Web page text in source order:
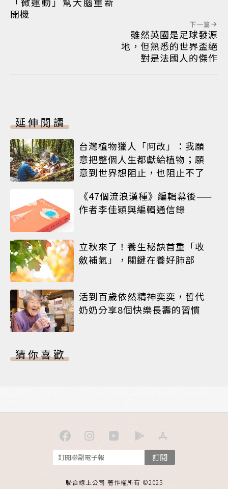
開機
下一篇
雖然英國是足球發源
地，但熟悉的世界盃絕
對是法國人的傑作
延伸閱讀
台灣植物獵人「阿改」：我願
意把整個人生都獻給植物；願
意到世界想阻止，也阻止不了
《47個流浪漢種》編輯幕後——
作者李佳穎與編輯通信錄
立秋來了！養生秘訣首重「收
斂補氣」，關鍵在養好肺部
活到百歲依然精神奕奕，哲代
奶奶分享8個快樂長壽的習慣
猜你喜歡
訂閱
聯合線上公司 著作權所有 ©2025